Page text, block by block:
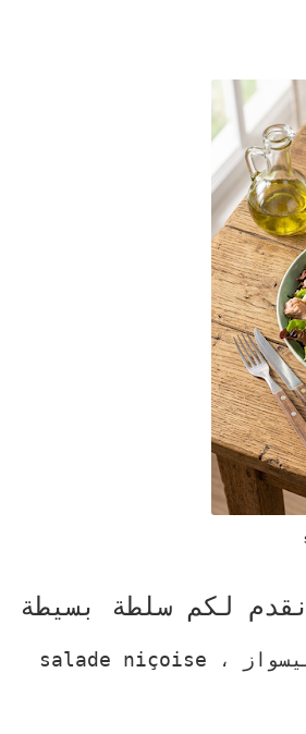
لكم سلطة بسيطة
ومكونات بسيطة متواجدة في كل بيت ، سلطة نيسواز ، salade niçoise